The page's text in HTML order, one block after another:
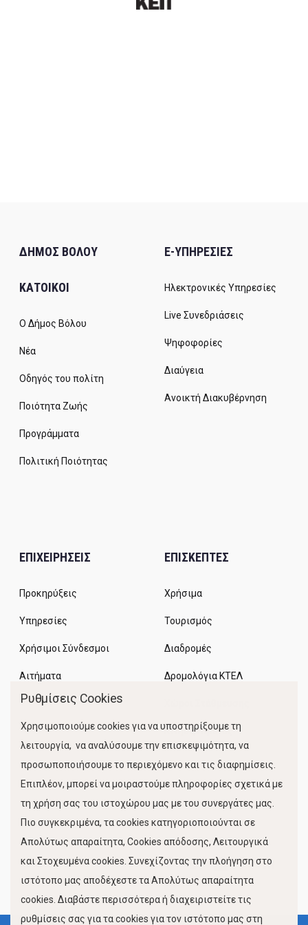
ΔΗΜΟΣ ΒΟΛΟΥ
ΚΑΤΟΙΚΟΙ
Ο Δήμος Βόλου
Νέα
Οδηγός του πολίτη
Ποιότητα Ζωής
Προγράμματα
Πολιτική Ποιότητας
E-ΥΠΗΡΕΣΙΕΣ
Ηλεκτρονικές Υπηρεσίες
Live Συνεδριάσεις
Ψηφοφορίες
Διαύγεια
Ανοικτή Διακυβέρνηση
ΕΠΙΧΕΙΡΗΣΕΙΣ
Προκηρύξεις
Υπηρεσίες
Χρήσιμοι Σύνδεσμοι
Αιτήματα
ΕΠΙΣΚΕΠΤΕΣ
Χρήσιμα
Τουρισμός
Διαδρομές
Δρομολόγια ΚΤΕΛ
Κίνηση Λιμένος
FOLLOW US
Ρυθμίσεις Cookies
Χρησιμοποιούμε cookies για να υποστηρίξουμε τη
λειτουργία, να αναλύσουμε την επισκεψιμότητα, να
προσωποποιήσουμε το περιεχόμενο και τις διαφημίσεις.
Επιπλέον, μπορεί να μοιραστούμε πληροφορίες σχετικά με
τη χρήση σας του ιστοχώρου μας με του συνεργάτες μας.
Πιο συγκεκριμένα, τα cookies κατηγοριοποιούνται σε
Απολύτως απαραίτητα, Cookies απόδοσης, Λειτουργικά
και Στοχευμένα cookies. Συνεχίζοντας την πλοήγηση στο
ιστότοπο μας αποδέχεστε τα Απολύτως απαραίτητα
cookies. Διαβάστε περισσότερα ή διαχειριστείτε τις
ρυθμίσεις σας για τα cookies για τον ιστότοπο μας στη